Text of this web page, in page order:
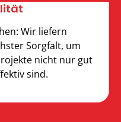
Wir liefern
Sorgfalt, um
nicht nur gut
sind.